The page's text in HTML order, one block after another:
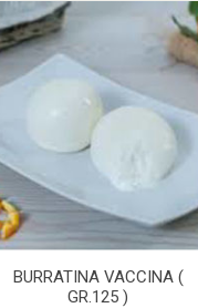
BURRATINA VACCINA (
GR.125 )